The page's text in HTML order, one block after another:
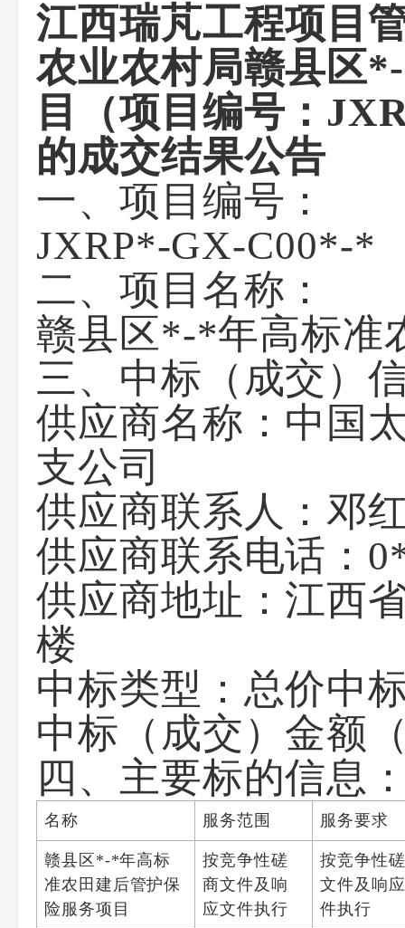
江西瑞芃工程项目
农业农村局赣县区
目（项目编号：
的成交结果公告
一、项目编号：
JXRP*-GX-C00*-*
二、项目名称：
赣县区*-*年高标准
三、中标（成交）
供应商名称：中国
支公司
供应商联系人：邓
供应商联系电话：
供应商地址：江西
楼
中标类型：总价中
中标（成交）金额
四、主要标的信息
名称 服务范围 服务要求
赣县区*-*年高标
准农田建后管护保
险服务项目
按竞争性磋
商文件及响
应文件执行
按竞争性
文件及响
件执行